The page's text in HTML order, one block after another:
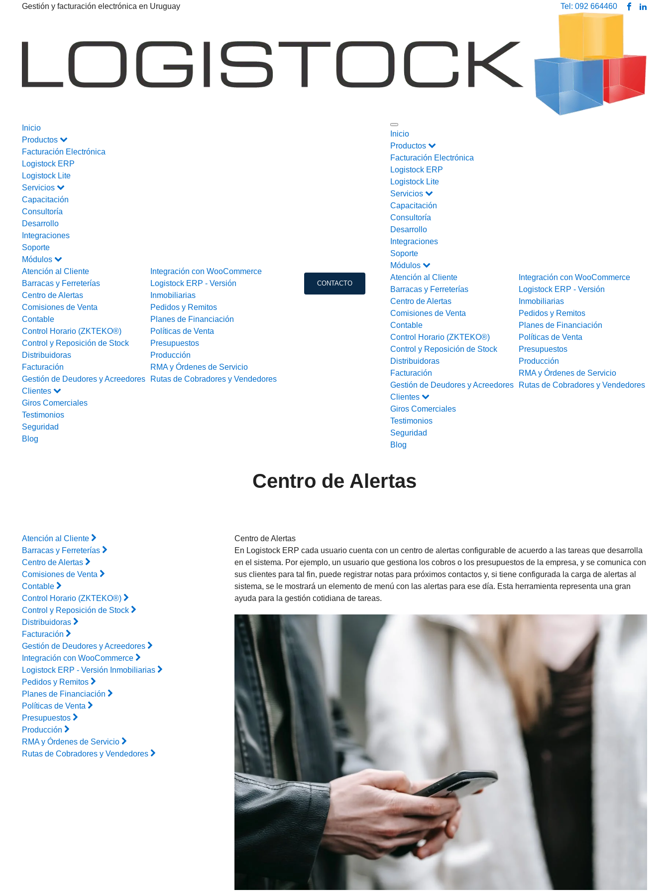
Gestión y facturación electrónica en Uruguay Tel: 092 664460
Inicio
Productos
Facturación Electrónica
Logistock ERP
Logistock Lite
Servicios
Capacitación
Consultoría
Desarrollo
Integraciones
Soporte
Módulos
Atención al Cliente
Barracas y Ferreterías
Centro de Alertas
Comisiones de Venta
Contable
Control Horario (ZKTEKO®)
Control y Reposición de Stock
Distribuidoras
Facturación
Gestión de Deudores y Acreedores
Integración con WooCommerce
Logistock ERP - Versión
Inmobiliarias
Pedidos y Remitos
Planes de Financiación
Políticas de Venta
Presupuestos
Producción
RMA y Órdenes de Servicio
Rutas de Cobradores y Vendedores
Clientes
Giros Comerciales
Testimonios
Seguridad
Blog
CONTACTO
Inicio
Productos
Facturación Electrónica
Logistock ERP
Logistock Lite
Servicios
Capacitación
Consultoría
Desarrollo
Integraciones
Soporte
Módulos
Atención al Cliente
Barracas y Ferreterías
Centro de Alertas
Comisiones de Venta
Contable
Control Horario (ZKTEKO®)
Control y Reposición de Stock
Distribuidoras
Facturación
Gestión de Deudores y Acreedores
Integración con WooCommerce
Logistock ERP - Versión
Inmobiliarias
Pedidos y Remitos
Planes de Financiación
Políticas de Venta
Presupuestos
Producción
RMA y Órdenes de Servicio
Rutas de Cobradores y Vendedores
Clientes
Giros Comerciales
Testimonios
Seguridad
Blog
Centro de Alertas
Atención al Cliente
Barracas y Ferreterías
Centro de Alertas
Comisiones de Venta
Contable
Control Horario (ZKTEKO®)
Control y Reposición de Stock
Distribuidoras
Facturación
Gestión de Deudores y Acreedores
Integración con WooCommerce
Logistock ERP - Versión Inmobiliarias
Pedidos y Remitos
Planes de Financiación
Políticas de Venta
Presupuestos
Producción
RMA y Órdenes de Servicio
Rutas de Cobradores y Vendedores
Centro de Alertas
En Logistock ERP cada usuario cuenta con un centro de alertas configurable de acuerdo a las tareas que desarrolla
en el sistema. Por ejemplo, un usuario que gestiona los cobros o los presupuestos de la empresa, y se comunica con
sus clientes para tal fin, puede registrar notas para próximos contactos y, si tiene configurada la carga de alertas al
sistema, se le mostrará un elemento de menú con las alertas para ese día. Esta herramienta representa una gran
ayuda para la gestión cotidiana de tareas.